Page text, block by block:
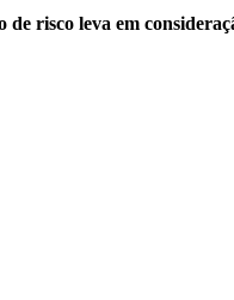
de risco leva em